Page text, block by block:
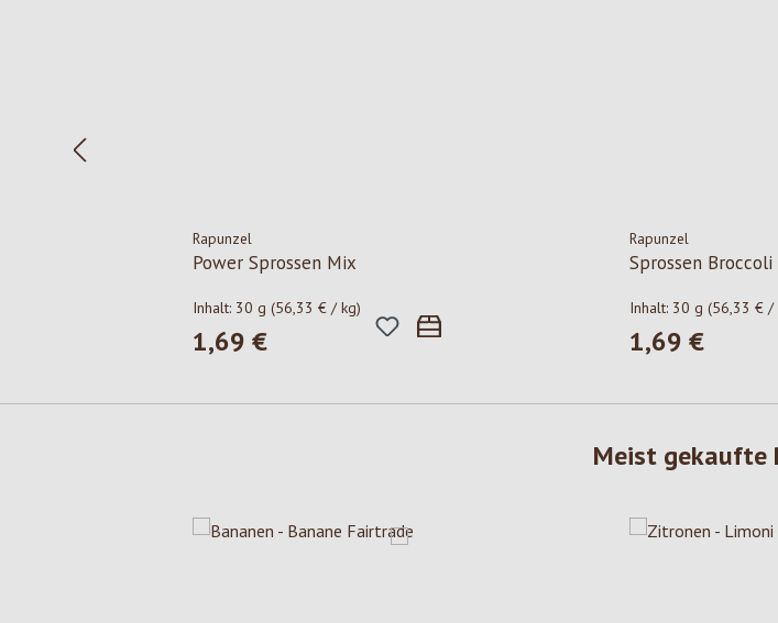
Rapunzel
Power Sprossen Mix
Inhalt: 30 g(56,33 € / kg)
Regulärer Preis:
1,69 €
Rapunzel
Sprossen Broccoli
Inhalt: 30 g (56,33 € /
Regulärer Preis:
1,69 €
Meist gekaufte